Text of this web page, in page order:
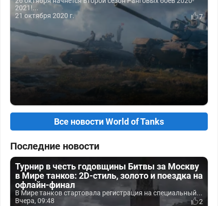
2021!...
21 октября 2020 г.
7
Все новости World of Tanks
Последние новости
Турнир в честь годовщины Битвы за Москву
в Мире танков: 2D-стиль, золото и поездка на
офлайн-финал
В Мире танков стартовала регистрация на специальный...
Вчера, 09:48
2